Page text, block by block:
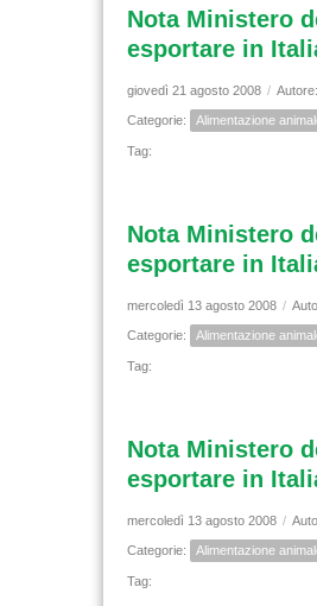
Nota Ministero
esportare in
giovedì 21 agosto 2008 / Autore:
Categorie: Alimentazione
Tag:
Nota Ministero
esportare in
mercoledì 13 agosto 2008 /
Categorie: Alimentazione
Tag:
Nota Ministero
esportare in
mercoledì 13 agosto 2008 /
Categorie: Alimentazione
Tag: